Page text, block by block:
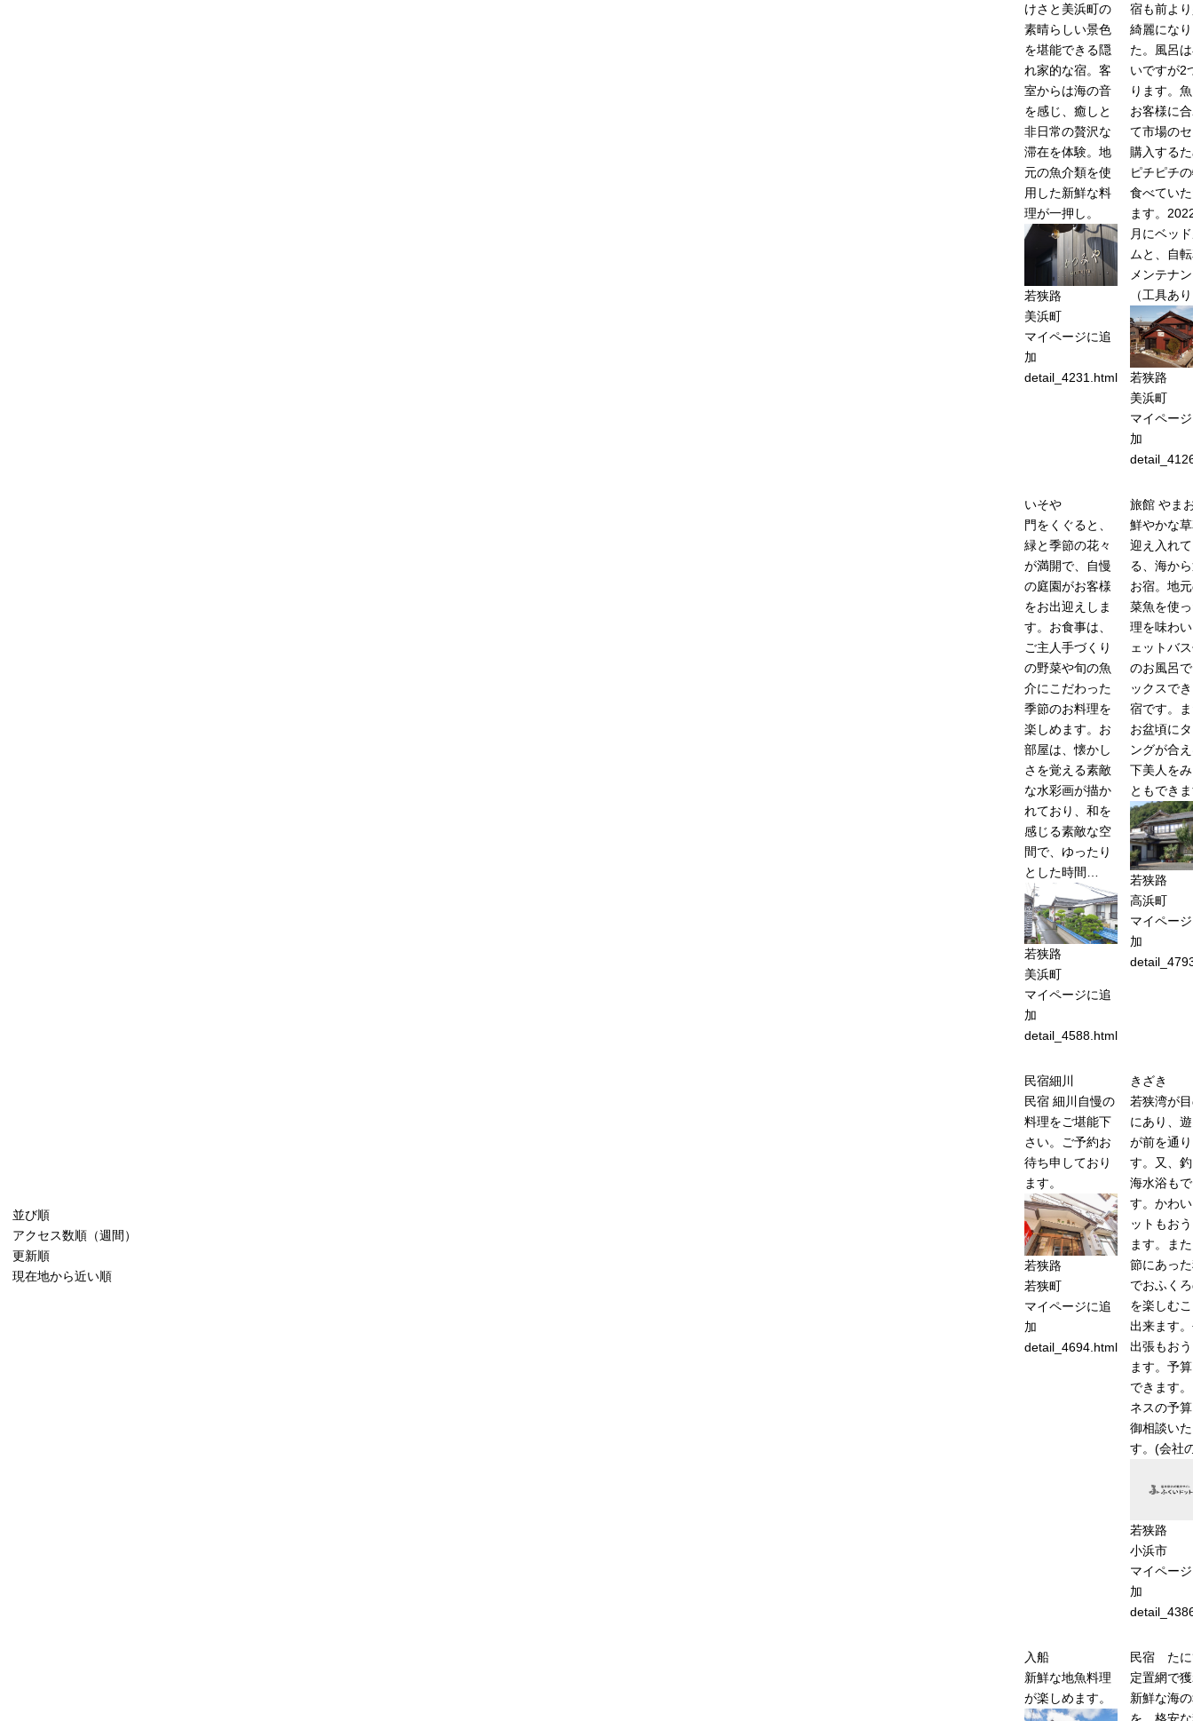
並び順
アクセス数順（週間）
更新順
現在地から近い順
けさと美浜町の
素晴らしい景色
を堪能できる隠
れ家的な宿。客
室からは海の音
を感じ、癒しと
非日常の贅沢な
滞在を体験。地
元の魚介類を使
用した新鮮な料
理が一押し。
若狭路
美浜町
マイページに追
加
detail_4231.html
宿も前よ
綺麗にな
た。風呂
いですが2
ります。
お客様に
て市場の
購入する
ピチピチ
食べてい
ます。
月にベッ
ムと、自
メンテナ
（工具あ
若狭路
美浜町
マイペー
加
いそや
門をくぐると、
緑と季節の花々
が満開で、自慢
の庭園がお客様
をお出迎えしま
す。お食事は、
ご主人手づくり
の野菜や旬の魚
介にこだわった
季節のお料理を
楽しめます。お
部屋は、懐かし
さを覚える素敵
な水彩画が描か
れており、和を
感じる素敵な空
間で、ゆったり
とした時間…
若狭路
美浜町
マイページに追
加
detail_4588.html
旅館 やま
鮮やかな
迎え入れ
る、海か
お宿。地
菜魚を使
理を味わ
ェットバ
のお風呂
ックスで
宿です。
お盆頃に
ングが合
下美人を
ともでき
若狭路
高浜町
マイペー
加
民宿細川
民宿 細川自慢の
料理をご堪能下
さい。ご予約お
待ち申しており
ます。
若狭路
若狭町
マイページに追
加
detail_4694.html
きざき
若狭湾が
にあり、
が前を通
す。又、
海水浴も
す。かわ
ットもお
ます。ま
節にあっ
でおふく
を楽しむ
出来ます
出張もお
ます。予
できます
ネスの予
御相談い
す。(会社
若狭路
小浜市
マイペー
加
入船
新鮮な地魚料理
が楽しめます。
民宿 たに
定置網で
新鮮な海